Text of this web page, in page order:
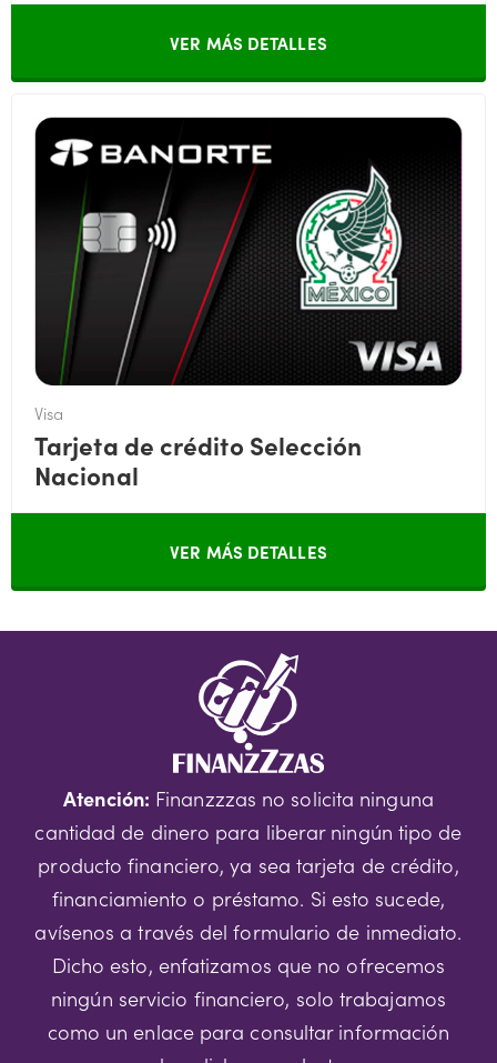
VER MÁS DETALLES
Visa
Tarjeta de crédito Selección
Nacional
VER MÁS DETALLES
Atención: Finanzzzas no solicita ninguna
cantidad de dinero para liberar ningún tipo de
producto financiero, ya sea tarjeta de crédito,
financiamiento o préstamo. Si esto sucede,
avísenos a través del formulario de inmediato.
Dicho esto, enfatizamos que no ofrecemos
ningún servicio financiero, solo trabajamos
como un enlace para consultar información